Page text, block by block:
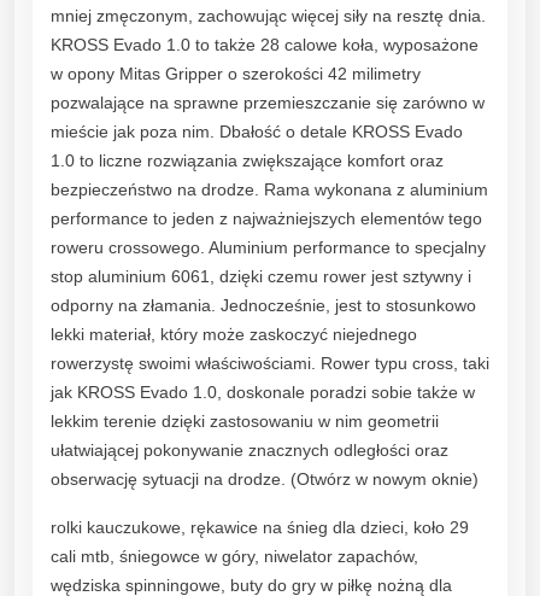
mniej zmęczonym, zachowując więcej siły na resztę dnia.
KROSS Evado 1.0 to także 28 calowe koła, wyposażone
w opony Mitas Gripper o szerokości 42 milimetry
pozwalające na sprawne przemieszczanie się zarówno w
mieście jak poza nim. Dbałość o detale KROSS Evado
1.0 to liczne rozwiązania zwiększające komfort oraz
bezpieczeństwo na drodze. Rama wykonana z aluminium
performance to jeden z najważniejszych elementów tego
roweru crossowego. Aluminium performance to specjalny
stop aluminium 6061, dzięki czemu rower jest sztywny i
odporny na złamania. Jednocześnie, jest to stosunkowo
lekki materiał, który może zaskoczyć niejednego
rowerzystę swoimi właściwościami. Rower typu cross, taki
jak KROSS Evado 1.0, doskonale poradzi sobie także w
lekkim terenie dzięki zastosowaniu w nim geometrii
ułatwiającej pokonywanie znacznych odległości oraz
obserwację sytuacji na drodze. (Otwórz w nowym oknie)
rolki kauczukowe, rękawice na śnieg dla dzieci, koło 29
cali mtb, śniegowce w góry, niwelator zapachów,
wędziska spinningowe, buty do gry w piłkę nożną dla